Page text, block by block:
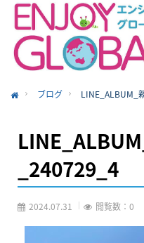
ブログ LINE_ALBUM_
_240729_4
2024.07.31 閲覧数：0